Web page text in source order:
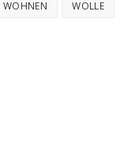
WOHNEN WOLLE